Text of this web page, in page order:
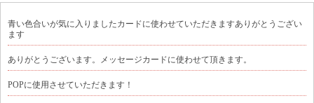
青い色合いが気に入りましたカードに使わせていただきますありがとうござい
ます
ありがとうございます。メッセージカードに使わせて頂きます。
POPに使用させていただきます！